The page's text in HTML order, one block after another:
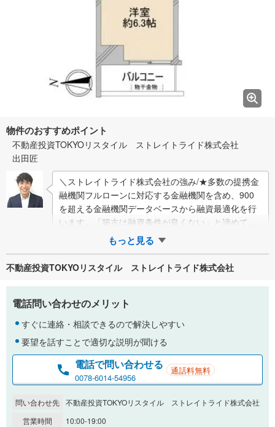
物件のおすすめポイント
不動産投資TOKYOリスタイル ストレイトライド株式会社
出田匠
＼ストレイトライド株式会社の強み/★多数の提携金
融機関フルローンに対応する金融機関を含め、900
を超える金融機関データベースから融資最適化を行
います。「築古は融資条件が良くない」と諦めてい
た方も、金利1％台/35年の実績が多数ござ…
もっと見る
不動産投資TOKYOリスタイル ストレイトライド株式会社
電話問い合わせのメリット
すぐに連絡・相談できるので解決しやすい
要望を話すことで適切な説明が聞ける
電話で問い合わせる
0078-6014-54956
通話料無料
問い合わせ先 不動産投資TOKYOリスタイル ストレイトライド株式会社
営業時間
10:00-19:00